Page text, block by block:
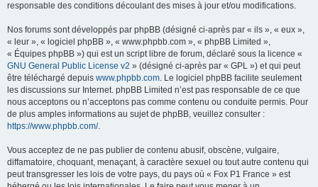
responsable des conditions découlant des mises à jour et/ou modifications.
Nos forums sont développés par phpBB (désigné ci-après par « ils », « eux »,
« leur », « logiciel phpBB », « www.phpbb.com », « phpBB Limited »,
« Équipes phpBB ») qui est un script libre de forum, déclaré sous la licence «
GNU General Public License v2 » (désigné ci-après par « GPL ») et qui peut
être téléchargé depuis www.phpbb.com. Le logiciel phpBB facilite seulement
les discussions sur Internet. phpBB Limited n’est pas responsable de ce que
nous acceptons ou n’acceptons pas comme contenu ou conduite permis. Pour
de plus amples informations au sujet de phpBB, veuillez consulter :
https://www.phpbb.com/.
Vous acceptez de ne pas publier de contenu abusif, obscène, vulgaire,
diffamatoire, choquant, menaçant, à caractère sexuel ou tout autre contenu qui
peut transgresser les lois de votre pays, du pays où « Fox P1 France » est